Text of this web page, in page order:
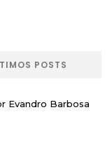
POSTS
Evandro Barbosa